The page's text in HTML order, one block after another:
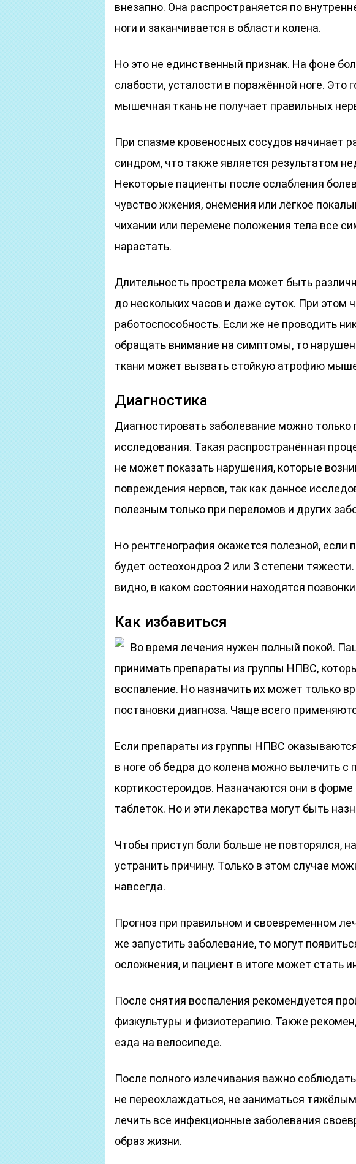
внезапно. Она распространяется по
ноги и заканчивается в области колена.
Но это не единственный признак. На фоне
слабости, усталости в поражённой ноге. Это
мышечная ткань не получает правильных
При спазме кровеносных сосудов начинает
синдром, что также является результатом
Некоторые пациенты после ослабления
чувство жжения, онемения или лёгкое
чихании или перемене положения тела все
нарастать.
Длительность прострела может быть
до нескольких часов и даже суток. При этом
работоспособность. Если же не проводить
обращать внимание на симптомы, то
ткани может вызвать стойкую атрофию
Диагностика
Диагностировать заболевание можно
исследования. Такая распространённая
не может показать нарушения, которые
повреждения нервов, так как данное
полезным только при переломов и других
Но рентгенография окажется полезной, если
будет остеохондроз 2 или 3 степени
видно, в каком состоянии находятся
Как избавиться
Во время лечения нужен полный покой.
принимать препараты из группы НПВС,
воспаление. Но назначить их может только
постановки диагноза. Чаще всего
Если препараты из группы НПВС
в ноге об бедра до колена можно вылечить
кортикостероидов. Назначаются они в форме
таблеток. Но и эти лекарства могут быть
Чтобы приступ боли больше не повторялся,
устранить причину. Только в этом случае
навсегда.
Прогноз при правильном и своевременном
же запустить заболевание, то могут
осложнения, и пациент в итоге может стать
После снятия воспаления рекомендуется
физкультуры и физиотерапию. Также
езда на велосипеде.
После полного излечивания важно
не переохлаждаться, не заниматься
лечить все инфекционные заболевания
образ жизни.